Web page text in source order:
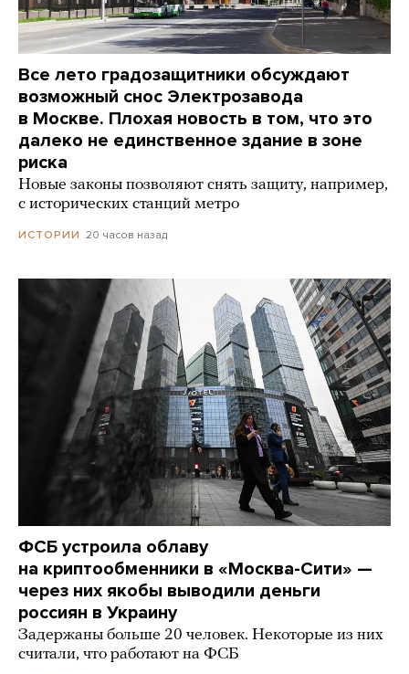
Все лето градозащитники обсуждают
возможный снос Электрозавода
в Москве. Плохая новость в том, что это
далеко не единственное здание в зоне
риска
Новые законы позволяют снять защиту, например,
с исторических станций метро
ИСТОРИИ 20 часов назад
ФСБ устроила облаву
на криптообменники в «Москва-Сити» —
через них якобы выводили деньги
россиян в Украину
Задержаны больше 20 человек. Некоторые из них
считали, что работают на ФСБ